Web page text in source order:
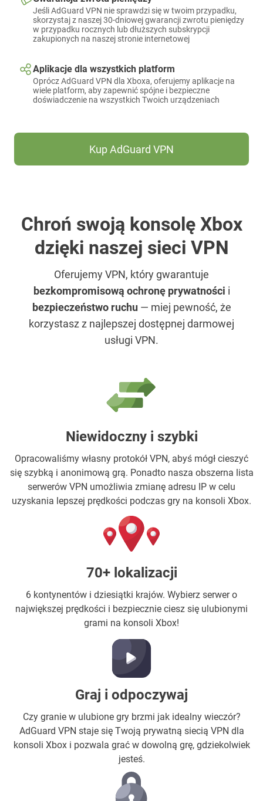
Jeśli AdGuard VPN nie sprawdzi się w twoim przypadku,
skorzystaj z naszej 30-dniowej gwarancji zwrotu pieniędzy
w przypadku rocznych lub dłuższych subskrypcji
zakupionych na naszej stronie internetowej
Aplikacje dla wszystkich platform
Oprócz AdGuard VPN dla Xboxa, oferujemy aplikacje na
wiele platform, aby zapewnić spójne i bezpieczne
doświadczenie na wszystkich Twoich urządzeniach
Kup AdGuard VPN
Chroń swoją konsolę Xbox
dzięki naszej sieci VPN
Oferujemy VPN, który gwarantuje
bezkompromisową ochronę prywatności i
bezpieczeństwo ruchu— miej pewność, że
korzystasz z najlepszej dostępnej darmowej
usługi VPN.
Niewidoczny i szybki
Opracowaliśmy własny protokół VPN, abyś mógł cieszyć
się szybką i anonimową grą. Ponadto nasza obszerna lista
serwerów VPN umożliwia zmianę adresu IP w celu
uzyskania lepszej prędkości podczas gry na konsoli Xbox.
70+ lokalizacji
6 kontynentów i dziesiątki krajów. Wybierz serwer o
największej prędkości i bezpiecznie ciesz się ulubionymi
grami na konsoli Xbox!
Graj i odpoczywaj
Czy granie w ulubione gry brzmi jak idealny wieczór?
AdGuard VPN staje się Twoją prywatną siecią VPN dla
konsoli Xbox i pozwala grać w dowolną grę, gdziekolwiek
jesteś.